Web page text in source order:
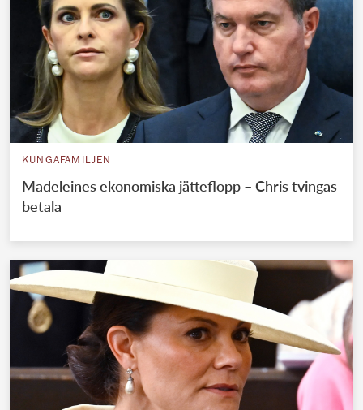
KUNGAFAMILJEN
Madeleines ekonomiska jätteflopp – Chris tvingas
betala